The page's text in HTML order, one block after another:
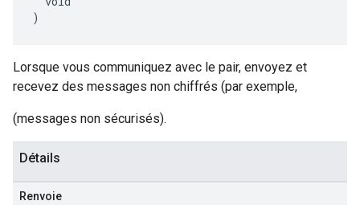
)
Lorsque vous communiquez avec le pair, envoyez et
recevez des messages non chiffrés (par exemple,
(messages non sécurisés).
Détails
Renvoie